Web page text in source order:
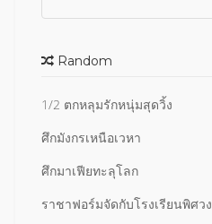
Random
1/2 ตกหลุมรักหนุ่มสุดวิ้ง
ศึกมังกรเหนือเวหา
ศึกมาเฟียทะลุโลก
ราชาฟอร์มจัดกับโรงเรียนพิศวง